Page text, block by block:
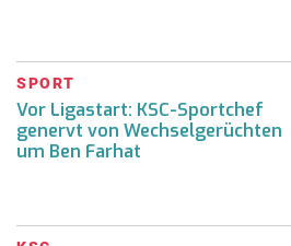
SPORT
Vor Ligastart: KSC-Sportchef
genervt von Wechselgerüchten
um Ben Farhat